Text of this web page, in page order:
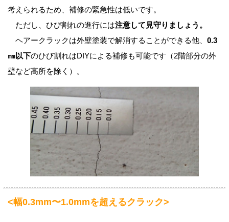
考えられるため、補修の緊急性は低いです。
ただし、ひび割れの進行には注意して見守りましょう。
ヘアークラックは外壁塗装で解消することができる他、 0.3
㎜以下のひび割れはDIYによる補修も可能です（2階部分の外
壁など高所を除く）。
<幅0.3mm〜1.0mmを超えるクラック>